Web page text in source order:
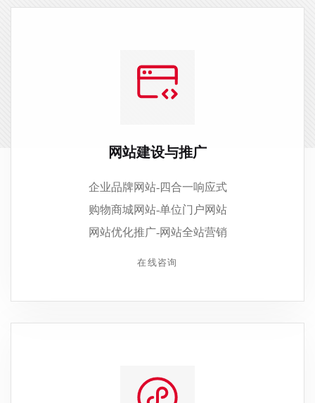
网站建设与推广
企业品牌网站-四合一响应式
购物商城网站-单位门户网站
网站优化推广-网站全站营销
在线咨询